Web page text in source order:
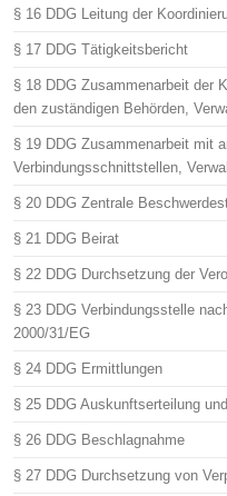
§ 16 DDG Leitung der
§ 17 DDG Tätigkeitsbericht
§ 18 DDG Zusammenarbeit der
den zuständigen Behörden,
§ 19 DDG Zusammenarbeit mit
Verbindungsschnittstellen,
§ 20 DDG Zentrale
§ 21 DDG Beirat
§ 22 DDG Durchsetzung der
§ 23 DDG Verbindungsstelle
2000/31/EG
§ 24 DDG Ermittlungen
§ 25 DDG Auskunftserteilung
§ 26 DDG Beschlagnahme
§ 27 DDG Durchsetzung von